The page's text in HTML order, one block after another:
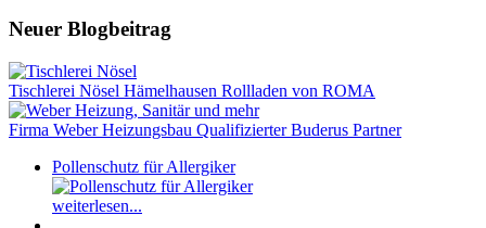
Neuer Blogbeitrag
Tischlerei Nösel Hämelhausen Rollladen von ROMA
Firma Weber Heizungsbau Qualifizierter Buderus Partner
Pollenschutz für Allergiker
weiterlesen...